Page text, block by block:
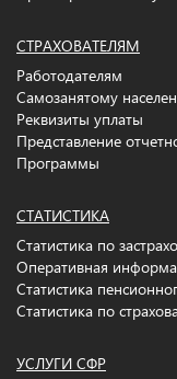
СТРАХОВАТЕЛЯМ
Работодателям
Самозанятому
Реквизиты уплаты
Представление
Программы
СТАТИСТИКА
Статистика по
Оперативная
Статистика
Статистика по
УСЛУГИ СФР